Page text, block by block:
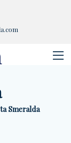
Smeralda